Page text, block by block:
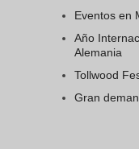
Eventos en
Año
Alemania
Tollwood
Gran